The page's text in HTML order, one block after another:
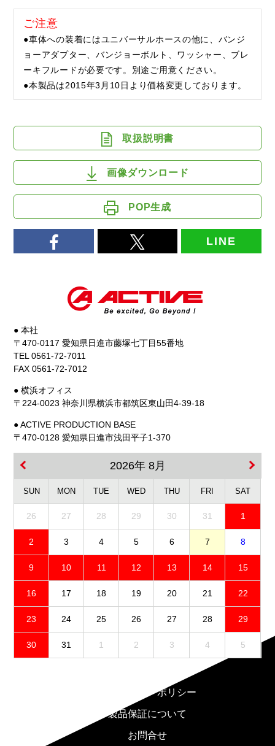
ご注意
●車体への装着にはユニバーサルホースの他に、バンジ
ョーアダプター、バンジョーボルト、ワッシャー、ブレ
ーキフルードが必要です。別途ご用意ください。
●本製品は2015年3月10日より価格変更しております。
取扱説明書
画像ダウンロード
POP生成
LINE
● 本社
〒470-0117 愛知県日進市藤塚七丁目55番地
TEL 0561-72-7011
FAX 0561-72-7012
● 横浜オフィス
〒224-0023 神奈川県横浜市都筑区東山田4-39-18
● ACTIVE PRODUCTION BASE
〒470-0128 愛知県日進市浅田平子1-370
2026年 8月
SUN MON TUE WED THU FRI SAT
26 27 28 29 30 31 1
2 3 4 5 6 7 8
9 10 11 12 13 14 15
16 17 18 19 20 21 22
23 24 25 26 27 28 29
30 31 1 2 3 4 5
プライバシーポリシー
製品保証について
お問合せ